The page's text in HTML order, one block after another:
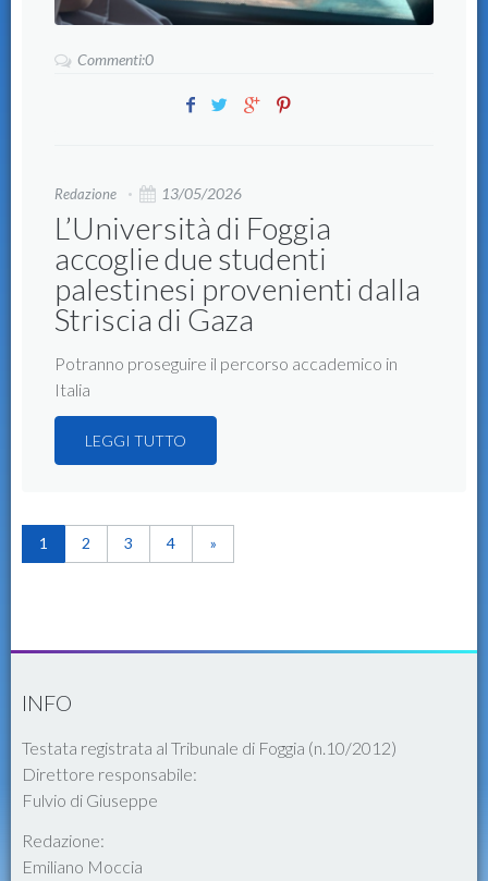
Commenti:0
Redazione 13/05/2026
L’Università di Foggia
accoglie due studenti
palestinesi provenienti dalla
Striscia di Gaza
Potranno proseguire il percorso accademico in
Italia
LEGGI TUTTO
1 2 3 4 »
INFO
Testata registrata al Tribunale di Foggia (n.10/2012)
Direttore responsabile:
Fulvio di Giuseppe
Redazione:
Emiliano Moccia